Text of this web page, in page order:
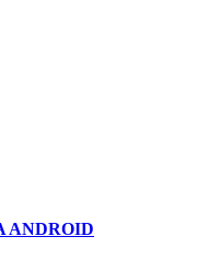
ANDROID